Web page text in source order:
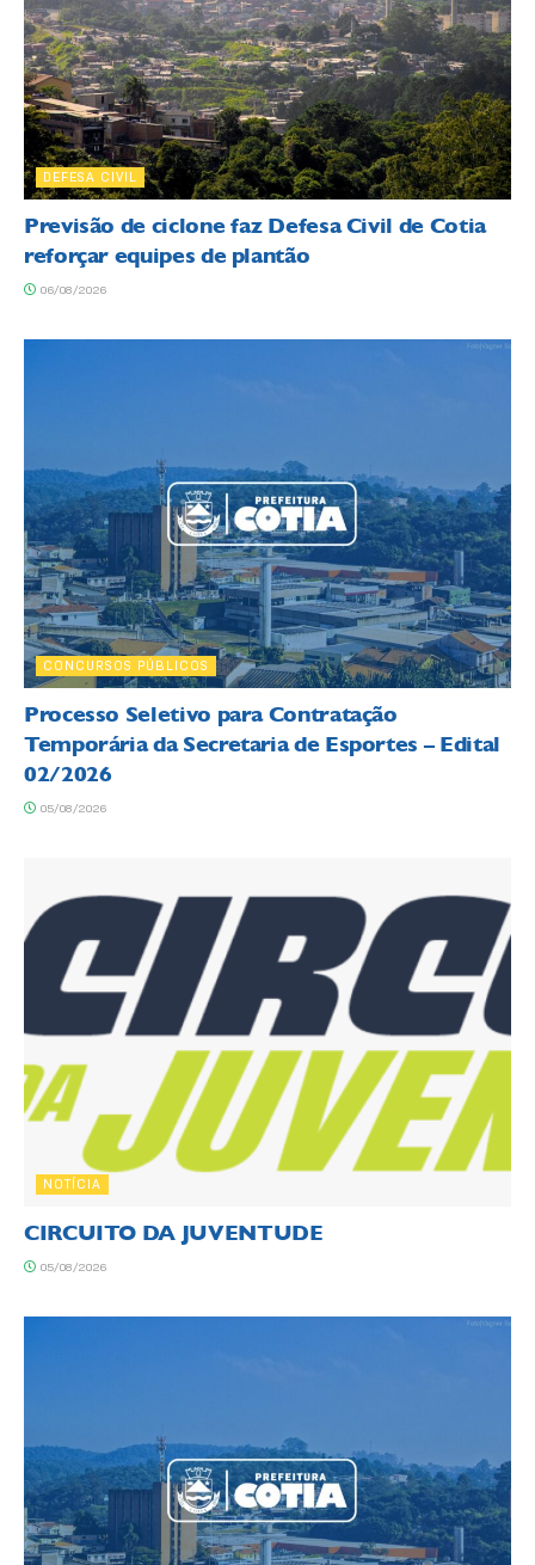
DEFESA CIVIL
Previsão de ciclone faz Defesa Civil de Cotia
reforçar equipes de plantão
06/08/2026
CONCURSOS PÚBLICOS
Processo Seletivo para Contratação
Temporária da Secretaria de Esportes – Edital
02/2026
05/08/2026
NOTÍCIA
CIRCUITO DA JUVENTUDE
05/08/2026